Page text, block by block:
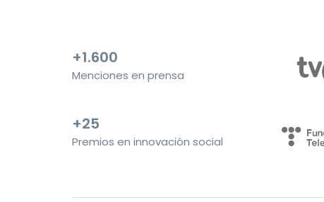
+1.600
Menciones en prensa
+25
Premios en innovación social